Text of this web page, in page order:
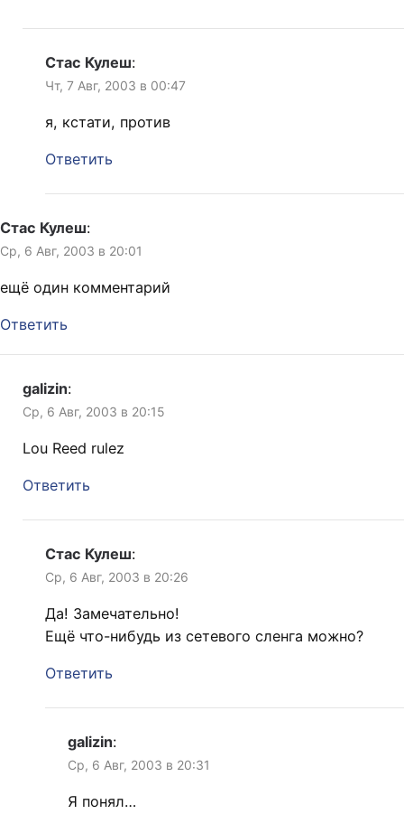
Стас Кулеш:
Чт, 7 Авг, 2003 в 00:47
я, кстати, против
Ответить
Стас Кулеш:
Ср, 6 Авг, 2003 в 20:01
ещё один комментарий
Ответить
galizin:
Ср, 6 Авг, 2003 в 20:15
Lou Reed rulez
Ответить
Стас Кулеш:
Ср, 6 Авг, 2003 в 20:26
Да! Замечательно!
Ещё что-нибудь из сетевого сленга можно?
Ответить
galizin:
Ср, 6 Авг, 2003 в 20:31
Я понял…